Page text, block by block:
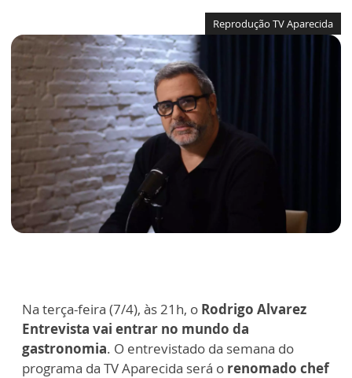
Reprodução TV Aparecida
Na terça-feira (7/4), às 21h, o Rodrigo Alvarez
Entrevista vai entrar no mundo da
gastronomia. O entrevistado da semana do
programa da TV Aparecida será o renomado chef